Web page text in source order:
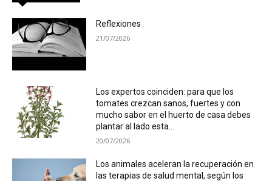
Reflexiones
21/07/2026
Los expertos coinciden: para que los
tomates crezcan sanos, fuertes y con
mucho sabor en el huerto de casa debes
plantar al lado esta...
20/07/2026
Los animales aceleran la recuperación en
las terapias de salud mental, según los